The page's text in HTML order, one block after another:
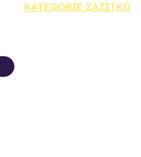
KATEGORIE ZÁŽITKŮ